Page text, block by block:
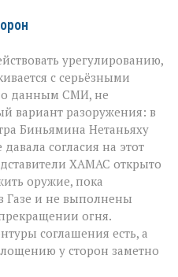
урегулированию,
с серьёзными
данным СМИ, не
вариант разоружения: в
Биньямина Нетаньяху
согласия на этот
ХАМАС открыто
оружие, пока
Газе и не выполнены
огня.
соглашения есть, а
у сторон заметно